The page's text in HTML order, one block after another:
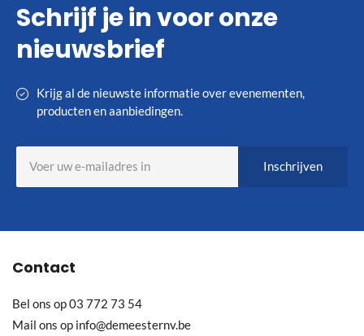
Schrijf je in voor onze
nieuwsbrief
Krijg al de nieuwste informatie over evenementen,
producten en aanbiedingen.
op
Inschrijven
Contact
Bel ons op03 772 73 54
Mail ons op info@demeesternv.be